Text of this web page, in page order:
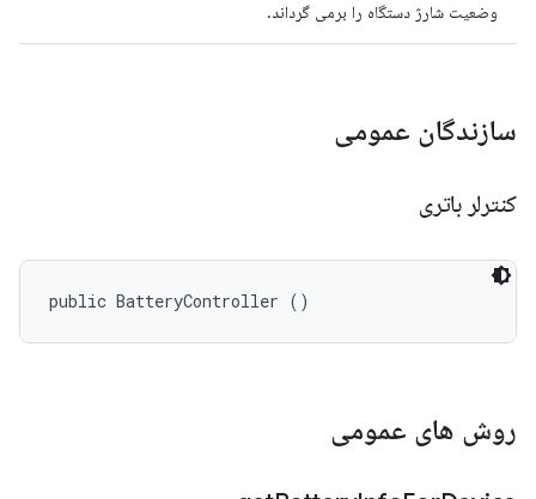
وضعیت شارژ دستگاه را برمی گرداند.
سازندگان عمومی
کنترلر باتری
public BatteryController ()
روش های عمومی